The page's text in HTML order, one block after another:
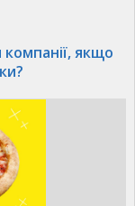
якщо